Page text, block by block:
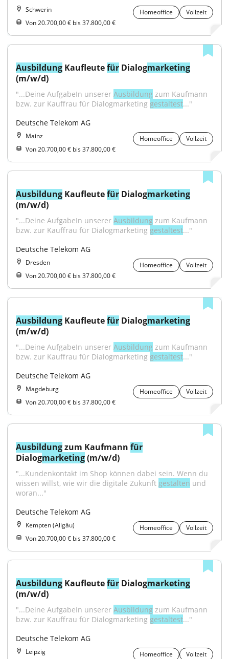
Schwerin Homeoffice
Vollzeit
Von 20.700,00 € bis 37.800,00 €
Ausbildung Kaufleute für Dialogmarketing
(m/w/d)
"...Deine AufgabeIn unserer Ausbildung zum Kaufmann
bzw. zur Kauffrau für Dialogmarketing gestaltest..."
Deutsche Telekom AG
Mainz Homeoffice
Vollzeit
Von 20.700,00 € bis 37.800,00 €
Ausbildung Kaufleute für Dialogmarketing
(m/w/d)
"...Deine AufgabeIn unserer Ausbildung zum Kaufmann
bzw. zur Kauffrau für Dialogmarketing gestaltest..."
Deutsche Telekom AG
Dresden Homeoffice
Vollzeit
Von 20.700,00 € bis 37.800,00 €
Ausbildung Kaufleute für Dialogmarketing
(m/w/d)
"...Deine AufgabeIn unserer Ausbildung zum Kaufmann
bzw. zur Kauffrau für Dialogmarketing gestaltest..."
Deutsche Telekom AG
Magdeburg Homeoffice
Vollzeit
Von 20.700,00 € bis 37.800,00 €
Ausbildung zum Kaufmann für
Dialogmarketing (m/w/d)
"...Kundenkontakt im Shop können dabei sein. Wenn du
wissen willst, wie wir die digitale Zukunft gestalten und
woran..."
Deutsche Telekom AG
Kempten (Allgäu) Homeoffice
Vollzeit
Von 20.700,00 € bis 37.800,00 €
Ausbildung Kaufleute für Dialogmarketing
(m/w/d)
"...Deine AufgabeIn unserer Ausbildung zum Kaufmann
bzw. zur Kauffrau für Dialogmarketing gestaltest..."
Deutsche Telekom AG
Leipzig Homeoffice
Vollzeit